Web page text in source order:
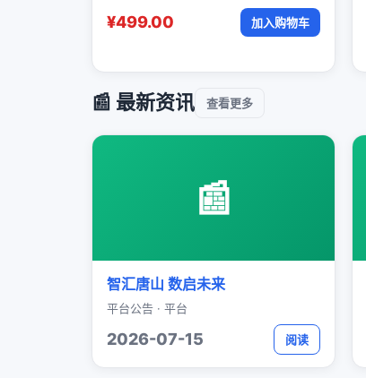
¥499.00 加入购物车
📰 最新资讯 查看更多
📰
智汇唐山 数启未来
平台公告 · 平台
2026-07-15 阅读